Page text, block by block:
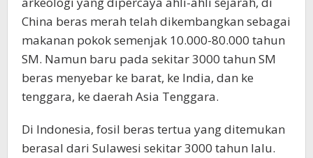
China beras merah telah dikembangkan sebagai
makanan pokok semenjak 10.000-80.000 tahun
SM. Namun baru pada sekitar 3000 tahun SM
beras menyebar ke barat, ke India, dan ke
tenggara, ke daerah Asia Tenggara.
Di Indonesia, fosil beras tertua yang ditemukan
berasal dari Sulawesi sekitar 3000 tahun lalu.